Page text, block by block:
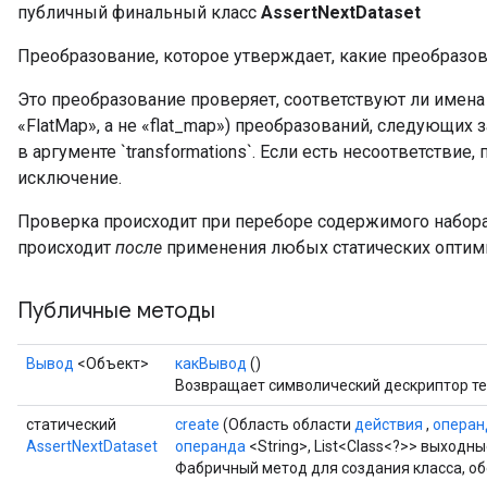
публичный финальный класс AssertNextDataset
Преобразование, которое утверждает, какие
Это преобразование проверяет, соответствуют ли
«FlatMap», а не «flat_map») преобразований, следующих
в аргументе `transformations`. Если есть
исключение.
Проверка происходит при переборе содержимого
происходит после применения любых статических
Публичные методы
Вывод <Объект> какВывод ()
Возвращает символический дескриптор
статический
AssertNextDataset
create (Область области действия ,
операнда <String>, List<Class<?>>
Фабричный метод для создания класса,